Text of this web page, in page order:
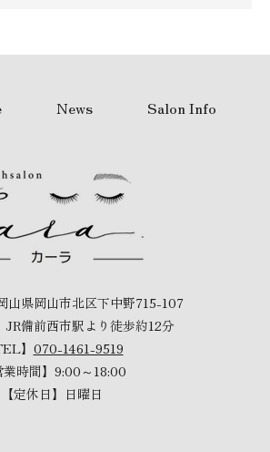
News Salon Info
山県岡山市北区下中野715-107
JR備前西市駅より徒歩約12分
】 070-1461-9519
業時間】9:00～18:00
【定休日】日曜日